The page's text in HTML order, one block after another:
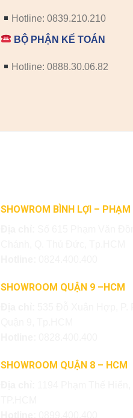
Hotline: 0839.210.210
BỘ PHẬN KẾ TOÁN
Hotline: 0888.30.06.82
SHOWROM BÌNH LỢI –
SHOWROOM QUẬN 9 –HCM
SHOWROOM QUẬN 8 – HCM